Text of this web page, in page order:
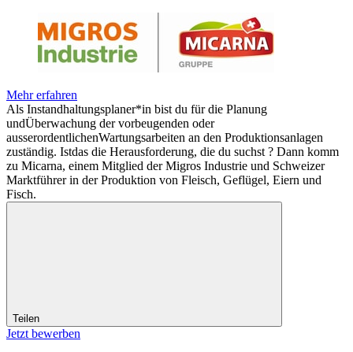
Mehr erfahren
Als Instandhaltungsplaner*in bist du für die Planung
undÜberwachung der vorbeugenden oder
ausserordentlichenWartungsarbeiten an den Produktionsanlagen
zuständig. Istdas die Herausforderung, die du suchst ? Dann komm
zu Micarna, einem Mitglied der Migros Industrie und Schweizer
Marktführer in der Produktion von Fleisch, Geflügel, Eiern und
Fisch.
Teilen
Jetzt bewerben